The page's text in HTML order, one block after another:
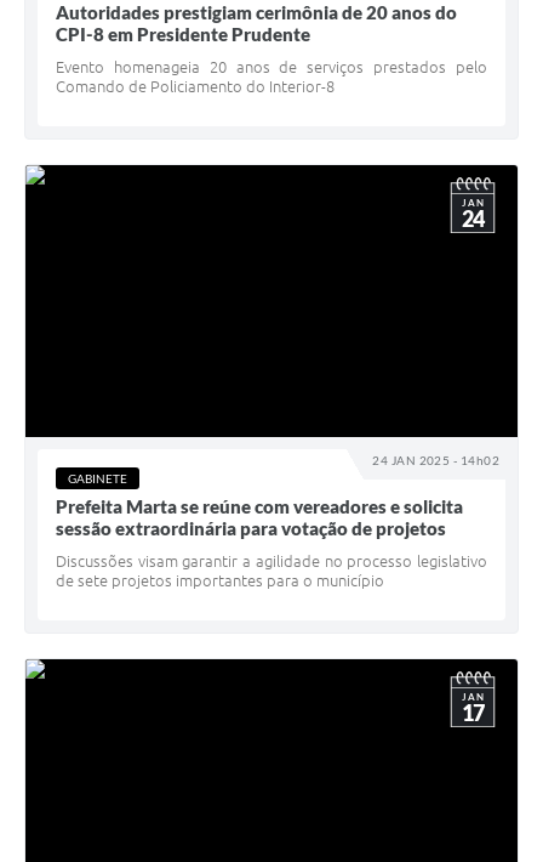
Autoridades prestigiam cerimônia de 20 anos do
CPI-8 em Presidente Prudente
Evento homenageia 20 anos de serviços prestados pelo
Comando de Policiamento do Interior-8
24 JAN 2025 - 14h02
JAN
24
GABINETE
Prefeita Marta se reúne com vereadores e solicita
sessão extraordinária para votação de projetos
Discussões visam garantir a agilidade no processo legislativo
de sete projetos importantes para o município
JAN
17